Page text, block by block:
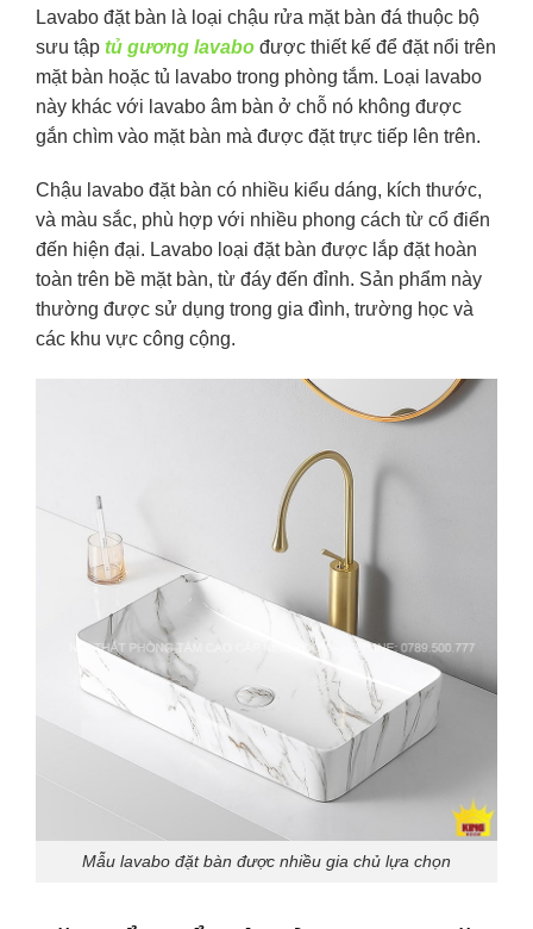
Lavabo đặt bàn là loại chậu rửa mặt bàn đá thuộc bộ
sưu tập tủ gương lavabo được thiết kế để đặt nổi trên
mặt bàn hoặc tủ lavabo trong phòng tắm. Loại lavabo
này khác với lavabo âm bàn ở chỗ nó không được
gắn chìm vào mặt bàn mà được đặt trực tiếp lên trên.
Chậu lavabo đặt bàn có nhiều kiểu dáng, kích thước,
và màu sắc, phù hợp với nhiều phong cách từ cổ điển
đến hiện đại. Lavabo loại đặt bàn được lắp đặt hoàn
toàn trên bề mặt bàn, từ đáy đến đỉnh. Sản phẩm này
thường được sử dụng trong gia đình, trường học và
các khu vực công cộng.
Mẫu lavabo đặt bàn được nhiều gia chủ lựa chọn